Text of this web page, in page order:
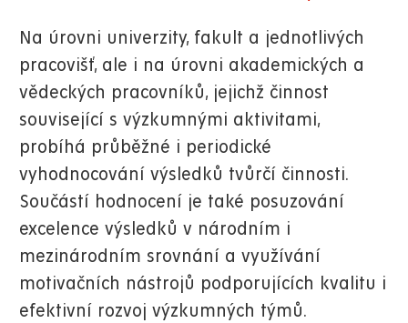
Na úrovni univerzity, fakult a jednotlivých
pracovišť, ale i na úrovni akademických a
vědeckých pracovníků, jejichž činnost
související s výzkumnými aktivitami,
probíhá průběžné i periodické
vyhodnocování výsledků tvůrčí činnosti.
Součástí hodnocení je také posuzování
excelence výsledků v národním i
mezinárodním srovnání a využívání
motivačních nástrojů podporujících kvalitu i
efektivní rozvoj výzkumných týmů.